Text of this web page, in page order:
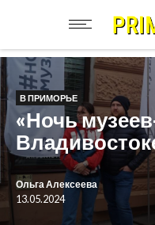
В ПРИМОРЬЕ
«Ночь
Ольга Алексеева
13.05.2024